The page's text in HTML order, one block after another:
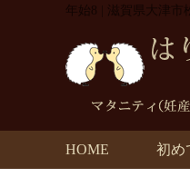
年始8 | 滋賀県大津市
HOME 初め